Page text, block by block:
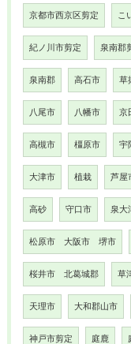
京都市西京区剪定 こ
紀ノ川市剪定 泉南郡
泉南郡 高石市 草
八尾市 八幡市 京
高槻市 橿原市 宇
大津市 植栽 芦屋
高砂 守口市 泉大
松原市 大阪市 堺市
桜井市 北葛城郡 草
天理市 大和郡山市
神戸市剪定 庭鹿